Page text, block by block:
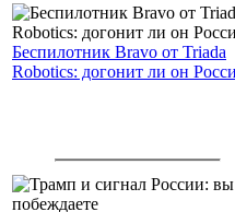
Беспилотник Bravo от Triada
Robotics: догонит ли он